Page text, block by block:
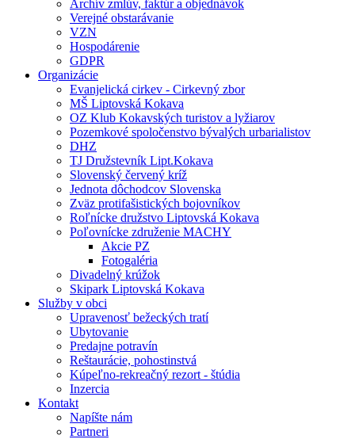
Archív zmlúv, faktúr a objednávok
Verejné obstarávanie
VZN
Hospodárenie
GDPR
Organizácie
Evanjelická cirkev - Cirkevný zbor
MŠ Liptovská Kokava
OZ Klub Kokavských turistov a lyžiarov
Pozemkové spoločenstvo bývalých urbarialistov
DHZ
TJ Družstevník Lipt.Kokava
Slovenský červený kríž
Jednota dôchodcov Slovenska
Zväz protifašistických bojovníkov
Roľnícke družstvo Liptovská Kokava
Poľovnícke združenie MACHY
Akcie PZ
Fotogaléria
Divadelný krúžok
Skipark Liptovská Kokava
Služby v obci
Upravenosť bežeckých tratí
Ubytovanie
Predajne potravín
Reštaurácie, pohostinstvá
Kúpeľno-rekreačný rezort - štúdia
Inzercia
Kontakt
Napíšte nám
Partneri